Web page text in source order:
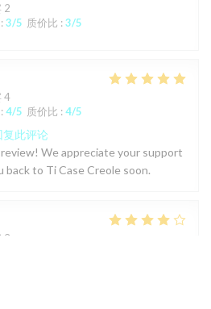
2
: 3/5 质价比 : 3/5
4
: 4/5 质价比 : 4/5
复此评论
We appreciate your support
back to Ti Case Creole soon.
3